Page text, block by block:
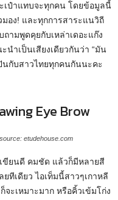
เป๋าแทบจะทุกคน โดยข้อมูลนี้
มอง! และทุกการสาระแนวิถี
ามพูดคุยกับเหล่าเดอะแก๊ง
นำเป็นเสียงเดียวกันว่า “มัน
กับสาวไทยทุกคนกันนะคะ
Eye Brow
source: etudehouse.com
ขียนดี คมชัด แล้วก็มีหลายสี
ทีเดียว ไอเท็มนี้สาวๆเกาหลี
จะเหมาะมาก หรือคิ้วเข้มโก่ง